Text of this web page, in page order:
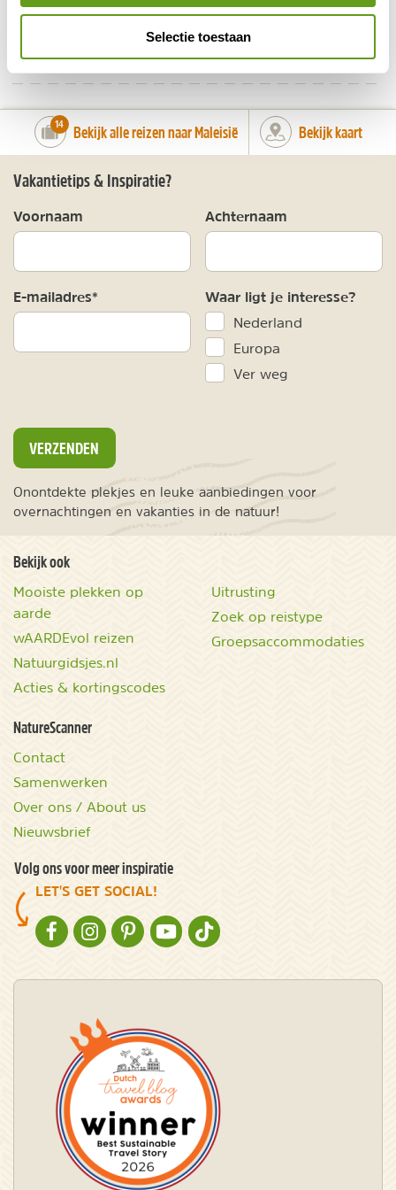
Selectie toestaan
number_of_trips:
14 Bekijk alle reizen naar Maleisië Bekijk kaart
Vakantietips & Inspiratie?
Voornaam Achternaam
E-mailadres* Waar ligt je interesse?
Nederland
Europa
Ver weg
VERZENDEN
Onontdekte plekjes en leuke aanbiedingen voor
overnachtingen en vakanties in de natuur!
Bekijk ook
Mooiste plekken op
aarde
wAARDEvol reizen
Natuurgidsjes.nl
Acties & kortingscodes
Uitrusting
Zoek op reistype
Groepsaccommodaties
NatureScanner
Contact
Samenwerken
Over ons / About us
Nieuwsbrief
Volg ons voor meer inspiratie
LET'S GET SOCIAL!
NATURESCANNER OP FACEBOOK
NATURESCANNER OP INSTAGRAM
NATURESCANNER OP PINTEREST
NATURESCANNER OP YOUTUBE
NATURESCANNER OP TIKTOK